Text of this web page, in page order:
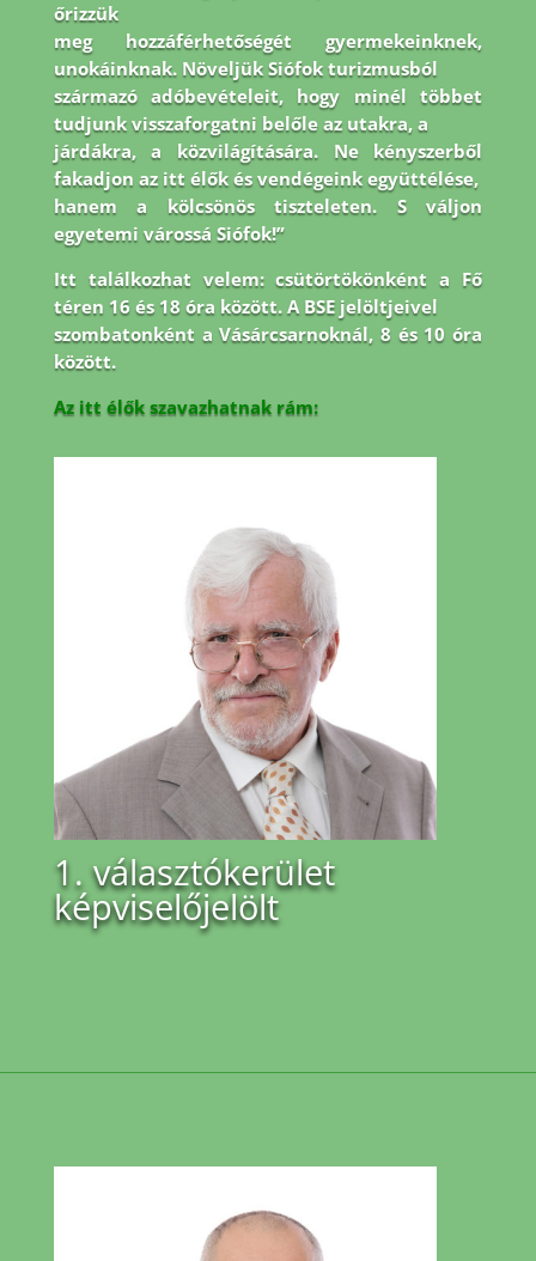
őrizzük
meg hozzáférhetőségét gyermekeinknek,
unokáinknak. Növeljük Siófok turizmusból
származó adóbevételeit, hogy minél többet
tudjunk visszaforgatni belőle az utakra, a
járdákra, a közvilágítására. Ne kényszerből
fakadjon az itt élők és vendégeink együttélése,
hanem a kölcsönös tiszteleten. S váljon
egyetemi várossá Siófok!”
Itt találkozhat velem: csütörtökönként a Fő
téren 16 és 18 óra között. A BSE jelöltjeivel
szombatonként a Vásárcsarnoknál, 8 és 10 óra
között.
Az itt élők szavazhatnak rám:
1. választókerület
képviselőjelölt